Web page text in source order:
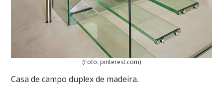
(Foto: pinterest.com)
Casa de campo duplex de madeira.